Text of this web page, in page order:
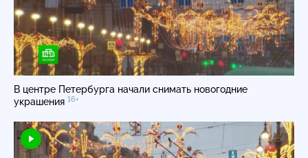
В центре Петербурга начали снимать новогодние
украшения 16+